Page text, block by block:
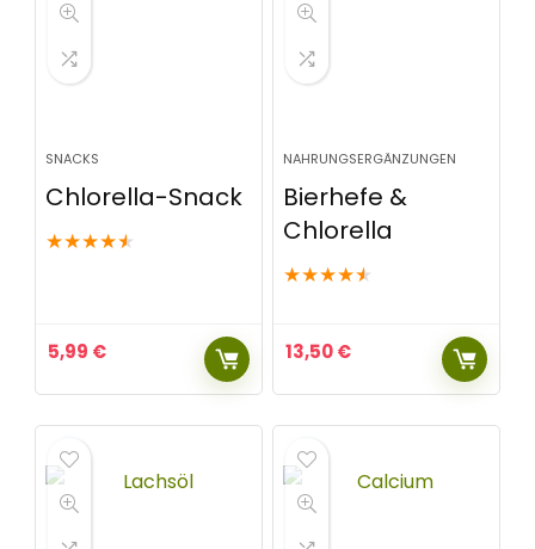
SNACKS
Chlorella-Snack
★★★★★
5,99 €
NAHRUNGSERGÄNZUNGEN
Bierhefe &
Chlorella
★★★★★
13,50€